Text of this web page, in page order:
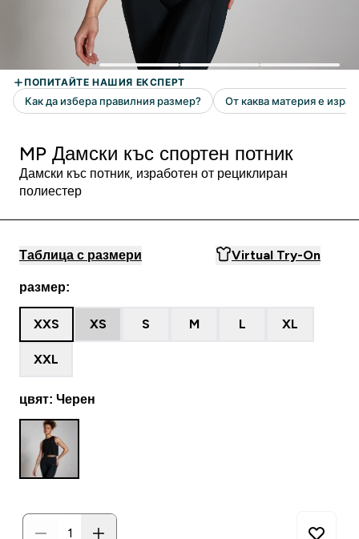
MP Дамски къс спортен потник
Дамски къс потник, изработен от рециклиран
полиестер
Таблица с размери Virtual Try-On
размер:
XXS XS S M L XL
XXL
цвят: Черен